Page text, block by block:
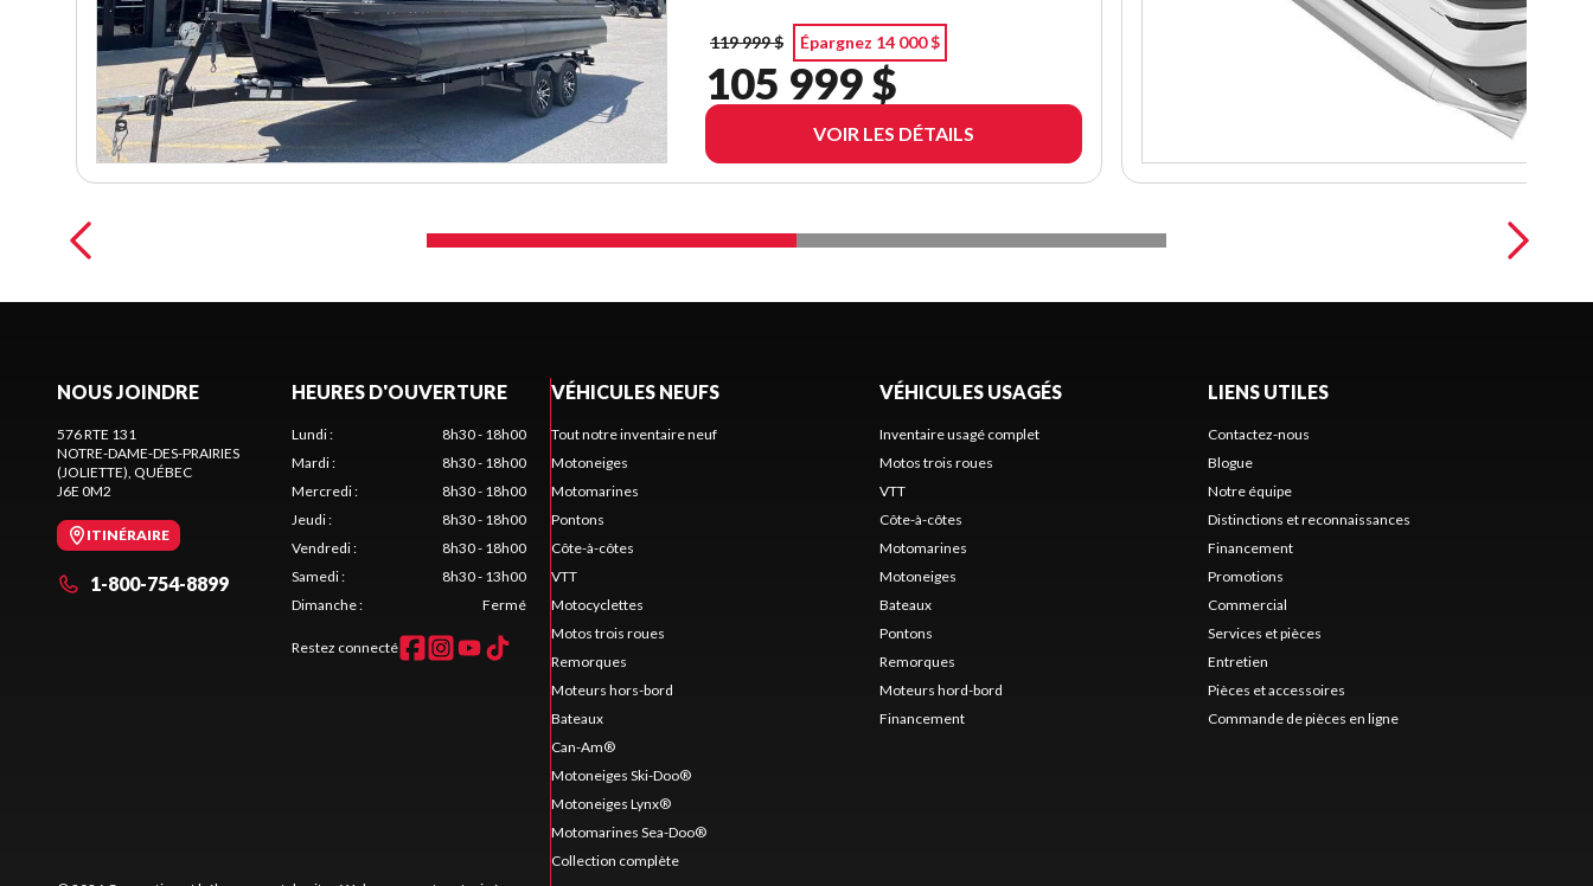
119 999 $ Épargnez 14 000 $
105 999 $
VOIR LES DÉTAILS
NOUS JOINDRE
576 RTE 131
NOTRE-DAME-DES-PRAIRIES
(JOLIETTE) , QUÉBEC
J6E 0M2
ITINÉRAIRE
1-800-754-8899
HEURES D'OUVERTURE
Lundi:
8h30 - 18h00
Mardi:
8h30 - 18h00
Mercredi:
8h30 - 18h00
Jeudi:
8h30 - 18h00
Vendredi:
8h30 - 18h00
Samedi:
8h30 - 13h00
Dimanche: Fermé
Restez connecté
VÉHICULES NEUFS
Tout notre inventaire neuf
Motoneiges
Motomarines
Pontons
Côte-à-côtes
VTT
Motocyclettes
Motos trois roues
Remorques
Moteurs hors-bord
Bateaux
Can-Am®
Motoneiges Ski-Doo®
Motoneiges Lynx®
Motomarines Sea-Doo®
Collection complète
VÉHICULES USAGÉS
Inventaire usagé complet
Motos trois roues
VTT
Côte-à-côtes
Motomarines
Motoneiges
Bateaux
Pontons
Remorques
Moteurs hord-bord
Financement
LIENS UTILES
Contactez-nous
Blogue
Notre équipe
Distinctions et reconnaissances
Financement
Promotions
Commercial
Services et pièces
Entretien
Pièces et accessoires
Commande de pièces en ligne